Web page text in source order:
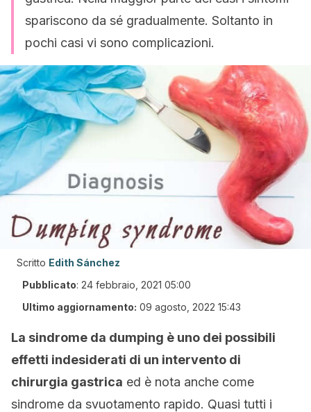
spariscono da sé gradualmente. Soltanto in
pochi casi vi sono complicazioni.
Scritto Edith Sánchez
Pubblicato: 24 febbraio, 2021 05:00
Ultimo aggiornamento: 09 agosto, 2022 15:43
La sindrome da dumping è uno dei possibili
effetti indesiderati di un intervento di
chirurgia gastrica ed è nota anche come
sindrome da svuotamento rapido. Quasi tutti i